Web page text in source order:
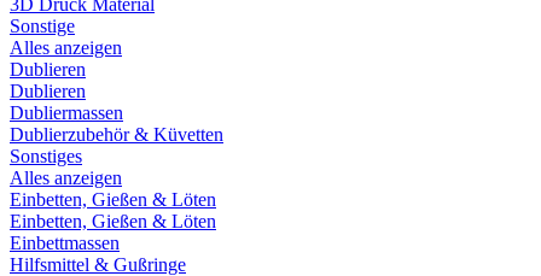
3D Druck Material
Sonstige
Alles anzeigen
Dublieren
Dublieren
Dubliermassen
Dublierzubehör & Küvetten
Sonstiges
Alles anzeigen
Einbetten, Gießen & Löten
Einbetten, Gießen & Löten
Einbettmassen
Hilfsmittel & Gußringe